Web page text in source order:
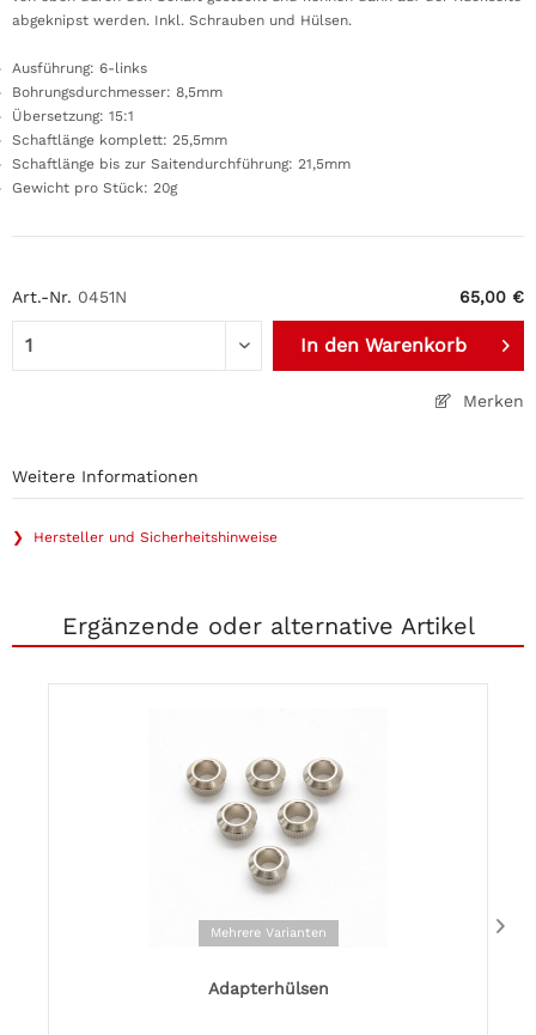
Art.-Nr. 0451N 65,00 €
In den Warenkorb
Merken
abgeknipst werden. Inkl. Schrauben und Hülsen.
Ausführung: 6-links
Bohrungsdurchmesser: 8,5mm
Übersetzung: 15:1
Schaftlänge komplett: 25,5mm
Schaftlänge bis zur Saitendurchführung: 21,5mm
Gewicht pro Stück: 20g
Weitere Informationen
❯ Hersteller und Sicherheitshinweise
Ergänzende oder alternative Artikel
Mehrere Varianten
Adapterhülsen